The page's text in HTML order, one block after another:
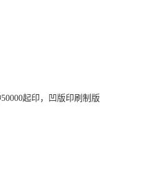
起印，凹版印刷制版